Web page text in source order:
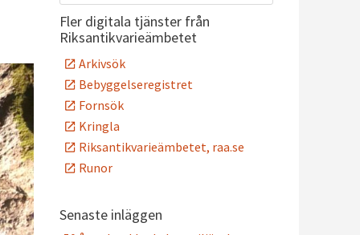
Fler digitala tjänster från
Riksantikvarieämbetet
Arkivsök
Bebyggelseregistret
Fornsök
Kringla
Riksantikvarieämbetet, raa.se
Runor
Senaste inläggen